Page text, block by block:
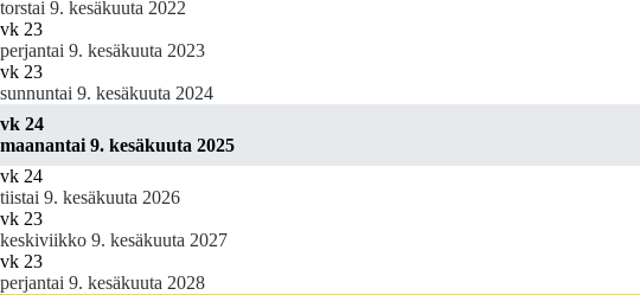
torstai 9. kesäkuuta 2022
vk 23
perjantai 9. kesäkuuta 2023
vk 23
sunnuntai 9. kesäkuuta 2024
vk 24
maanantai 9. kesäkuuta 2025
vk 24
tiistai 9. kesäkuuta 2026
vk 23
keskiviikko 9. kesäkuuta 2027
vk 23
perjantai 9. kesäkuuta 2028